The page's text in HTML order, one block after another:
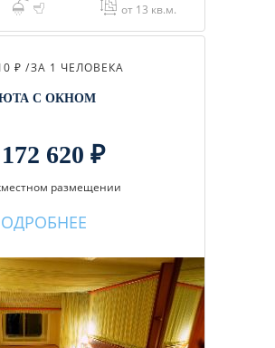
от 13 кв.м.
₽ /ЗА 1 ЧЕЛОВЕКА
С ОКНОМ
620 ₽
размещении